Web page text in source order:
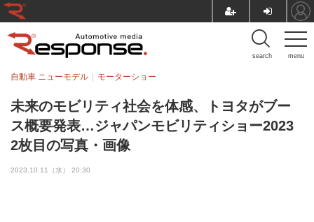
menu
search
未来のモビリティ社会を体感、トヨタがブー
ス概要発表…ジャパンモビリティショー2023
2枚目の写真・画像
自動車 ニューモデル モーターショー
2023.10.11（水） 20:30